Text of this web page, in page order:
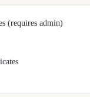
(requires admin)